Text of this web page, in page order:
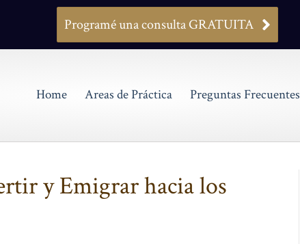
Programé una consulta GRATUITA
Home Areas de Práctica Preguntas Frecuentes
y Emigrar hacia los